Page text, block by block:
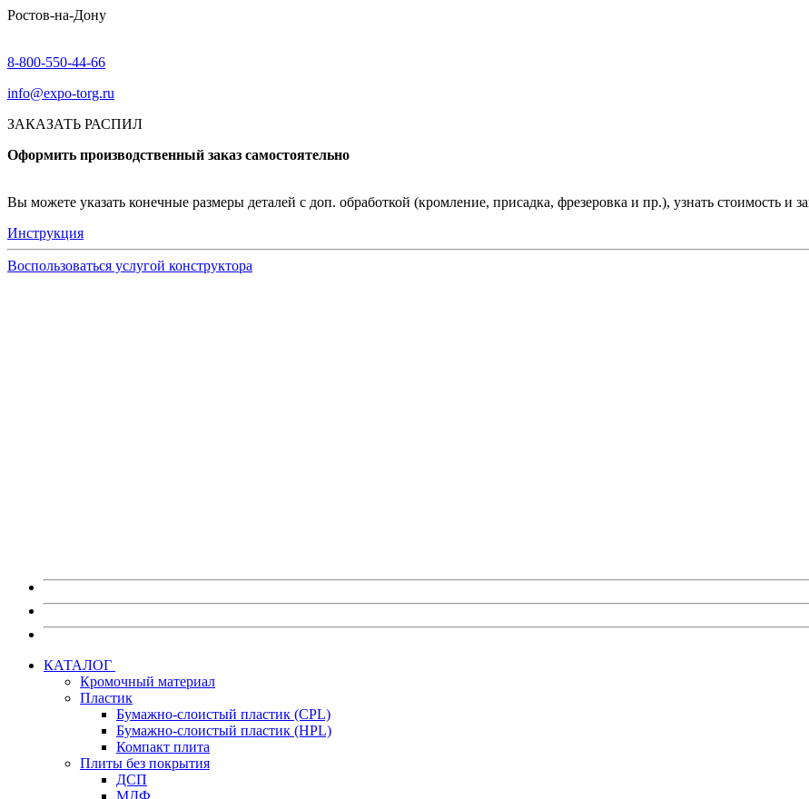
Ростов-на-Дону
8-800-550-44-66
info@expo-torg.ru
ЗАКАЗАТЬ РАСПИЛ
Оформить производственный заказ самостоятельно
Вы можете указать конечные размеры деталей с доп. обработкой (кромление, присадка, фрезеровка и пр.), узнать стоимость и
Инструкция
Воспользоваться услугой конструктора
КАТАЛОГ
Кромочный материал
Пластик
Бумажно-слоистый пластик (CPL)
Бумажно-слоистый пластик (HPL)
Компакт плита
Плиты без покрытия
ДСП
МДФ